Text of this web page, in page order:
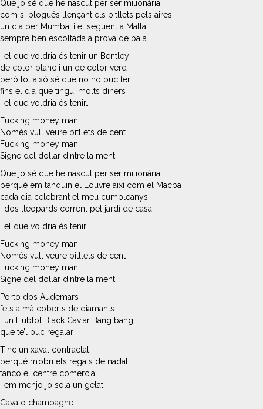
Que jo sé que he nascut per ser milionària
com si plogués llençant els bitllets pels aires
un dia per Mumbai i el següent a Malta
sempre ben escoltada a prova de bala
I el que voldria és tenir un Bentley
de color blanc i un de color verd
però tot això sé que no ho puc fer
fins el dia que tingui molts diners
I el que voldria és tenir…
Fucking money man
Només vull veure bitllets de cent
Fucking money man
Signe del dollar dintre la ment
Que jo sé que he nascut per ser milionària
perquè em tanquin el Louvre així com el Macba
cada dia celebrant el meu cumpleanys
i dos lleopards corrent pel jardí de casa
I el que voldria és tenir
Fucking money man
Només vull veure bitllets de cent
Fucking money man
Signe del dollar dintre la ment
Porto dos Audemars
fets a mà coberts de diamants
i un Hublot Black Caviar Bang bang
que te’l puc regalar
Tinc un xaval contractat
perquè m’obri els regals de nadal
tanco el centre comercial
i em menjo jo sola un gelat
Cava o champagne